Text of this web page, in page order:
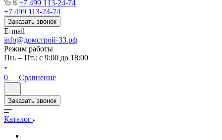
+7 499 113-24-74
+7 499 113-24-74
Заказать звонок
E-mail
info@домстрой-33.рф
Режим работы
Пн. – Пт.: с 9:00 до 18:00
0 Сравнение
Заказать звонок
Каталог